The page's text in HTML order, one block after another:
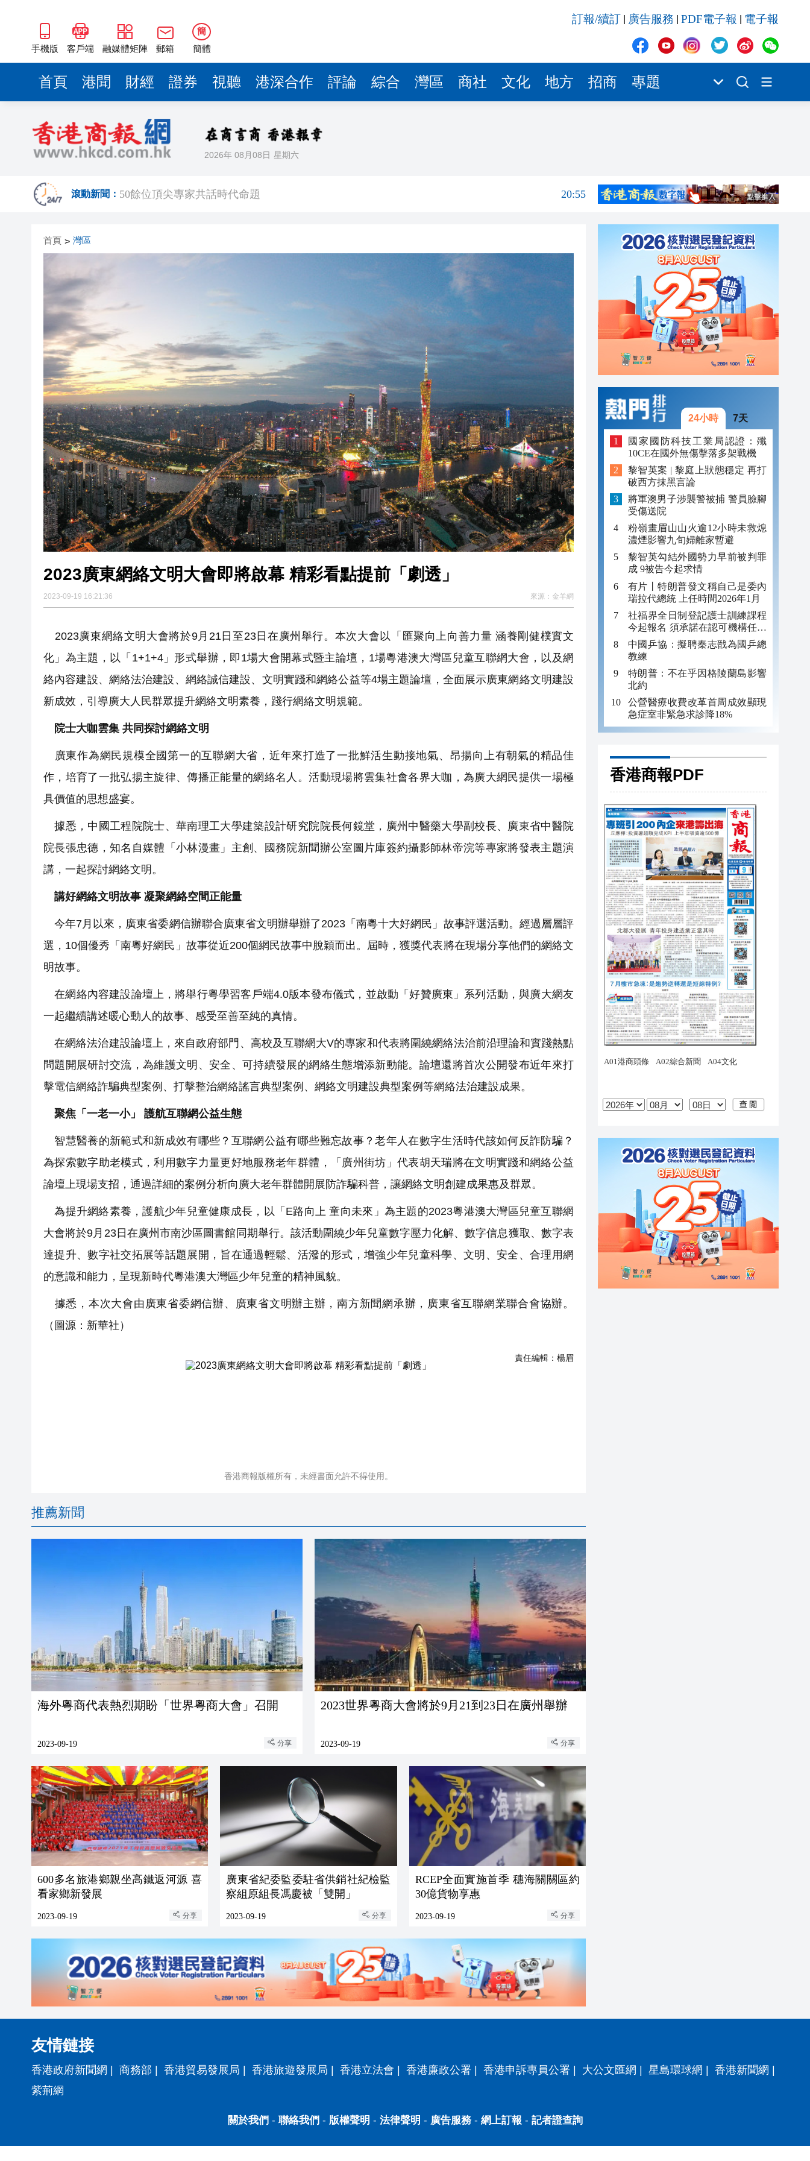
手機版 客戶端 融媒體矩陣 郵箱
簡
簡體
訂報/續訂 廣告服務 PDF電子報 電子報
首頁 港聞 財經 證券 視聽 港深合作 評論 綜合 灣區 商社 文化 地方 招商 專題
2026年 08月08日 星期六
滾動新聞：
海南澄邁文儒煥新升級 五組數據見證文儒沉香從傳統邁向現代
20:42
梁振英率港區全國政協委員考察團來瓊考察
2025年海南儋州以舊換新帶動消費約18億元
20:41
瀋陽鐵西校園閱讀活動解鎖閱讀新玩法
黎智英案｜吳良好：依法公正處理黎智英求情 罪證如山豈能妄想輕判
50餘位頂尖專家共話時代命題
20:55
山東26戶省屬國企去年合計營收2.58萬億 利潤總額近936億
20:39
黎智英案｜吳良好：依法公正處理黎智英求情 罪證如山豈能妄想輕判
騰出更多時間專注做好宏福苑火災獨立委員會工作 李家超暫停3項公職委任
21:04
50餘位頂尖專家共話時代命題
20:55
海南澄邁文儒煥新升級 五組數據見證文儒沉香從傳統邁向現代
20:42
梁振英率港區全國政協委員考察團來瓊考察
20:42
2025年海南儋州以舊換新帶動消費約18億元
20:41
山東26戶省屬國企去年合計營收2.58萬億 利潤總額近936億
20:40
瀋陽鐵西校園閱讀活動解鎖閱讀新玩法
20:39
首頁 > 灣區
2023廣東網絡文明大會即將啟幕 精彩看點提前「劇透」
2023-09-19 16:21:36 來源： 金羊網
2023廣東網絡文明大會將於9月21日至23日在廣州舉行。本次大會以「匯聚向上向善力量 涵養剛健樸實文
化」為主題，以「1+1+4」形式舉辦，即1場大會開幕式暨主論壇，1場粵港澳大灣區兒童互聯網大會，以及網
絡內容建設、網絡法治建設、網絡誠信建設、文明實踐和網絡公益等4場主題論壇，全面展示廣東網絡文明建設
新成效，引導廣大人民群眾提升網絡文明素養，踐行網絡文明規範。
院士大咖雲集 共同探討網絡文明
廣東作為網民規模全國第一的互聯網大省，近年來打造了一批鮮活生動接地氣、昂揚向上有朝氣的精品佳
作，培育了一批弘揚主旋律、傳播正能量的網絡名人。活動現場將雲集社會各界大咖，為廣大網民提供一場極
具價值的思想盛宴。
據悉，中國工程院院士、華南理工大學建築設計研究院院長何鏡堂，廣州中醫藥大學副校長、廣東省中醫院
院長張忠德，知名自媒體「小林漫畫」主創、國務院新聞辦公室圖片庫簽約攝影師林帝浣等專家將發表主題演
講，一起探討網絡文明。
講好網絡文明故事 凝聚網絡空間正能量
今年7月以來，廣東省委網信辦聯合廣東省文明辦舉辦了2023「南粵十大好網民」故事評選活動。經過層層評
選，10個優秀「南粵好網民」故事從近200個網民故事中脫穎而出。屆時，獲獎代表將在現場分享他們的網絡文
明故事。
在網絡內容建設論壇上，將舉行粵學習客戶端4.0版本發布儀式，並啟動「好贊廣東」系列活動，與廣大網友
一起繼續講述暖心動人的故事、感受至善至純的真情。
在網絡法治建設論壇上，來自政府部門、高校及互聯網大V的專家和代表將圍繞網絡法治前沿理論和實踐熱點
問題開展研討交流，為維護文明、安全、可持續發展的網絡生態增添新動能。論壇還將首次公開發布近年來打
擊電信網絡詐騙典型案例、打擊整治網絡謠言典型案例、網絡文明建設典型案例等網絡法治建設成果。
聚焦「一老一小」 護航互聯網公益生態
智慧醫養的新範式和新成效有哪些？互聯網公益有哪些難忘故事？老年人在數字生活時代該如何反詐防騙？
為探索數字助老模式，利用數字力量更好地服務老年群體，「廣州街坊」代表胡天瑞將在文明實踐和網絡公益
論壇上現場支招，通過詳細的案例分析向廣大老年群體開展防詐騙科普，讓網絡文明創建成果惠及群眾。
為提升網絡素養，護航少年兒童健康成長，以「E路向上 童向未來」為主題的2023粵港澳大灣區兒童互聯網
大會將於9月23日在廣州市南沙區圖書館同期舉行。該活動圍繞少年兒童數字壓力化解、數字信息獲取、數字表
達提升、數字社交拓展等話題展開，旨在通過輕鬆、活潑的形式，增強少年兒童科學、文明、安全、合理用網
的意識和能力，呈現新時代粵港澳大灣區少年兒童的精神風貌。
據悉，本次大會由廣東省委網信辦、廣東省文明辦主辦，南方新聞網承辦，廣東省互聯網業聯合會協辦。
（圖源：新華社）
責任編輯： 楊眉
香港商報版權所有，未經書面允許不得使用。
推薦新聞
海外粵商代表熱烈期盼「世界粵商大會」召開
2023-09-19 分享
​2023世界粵商大會將於9月21到23日在廣州舉辦
2023-09-19 分享
600多名旅港鄉親坐高鐵返河源 喜
看家鄉新發展
2023-09-19 分享
廣東省紀委監委駐省供銷社紀檢監
察組原組長馮慶被「雙開」
2023-09-19 分享
RCEP全面實施首季 穗海關關區約
30億貨物享惠
2023-09-19 分享
24小時 7天
國家國防科技工業局認證：殲
10CE在國外無傷擊落多架戰機
黎智英案 | 黎庭上狀態穩定 再打
破西方抹黑言論
將軍澳男子涉襲警被捕 警員臉腳
受傷送院
粉嶺畫眉山山火逾12小時未救熄
濃煙影響九旬婦離家暫避
黎智英勾結外國勢力早前被判罪
成 9被告今起求情
有片丨特朗普發文稱自己是委內
瑞拉代總統 上任時間2026年1月
社福界全日制登記護士訓練課程
今起報名 須承諾在認可機構任職
至少三年
中國乒協：擬聘秦志戩為國乒總
教練
特朗普：不在乎因格陵蘭島影響
北約
公營醫療收費改革首周成效顯現
急症室非緊急求診降18%
香港商報PDF
友情鏈接
香港政府新聞網 商務部 香港貿易發展局 香港旅遊發展局 香港立法會 香港廉政公署 香港申訴專員公署 大公文匯網 星島環球網 香港新聞網
紫荊網
關於我們 - 聯絡我們 - 版權聲明 - 法律聲明 - 廣告服務- 網上訂報 - 記者證查詢